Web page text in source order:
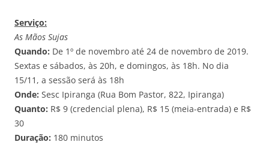
Serviço:
As Mãos Sujas
Quando: De 1º de novembro até 24 de novembro de 2019.
Sextas e sábados, às 20h, e domingos, às 18h. No dia
15/11, a sessão será às 18h
Onde: Sesc Ipiranga (Rua Bom Pastor, 822, Ipiranga)
Quanto: R$ 9 (credencial plena), R$ 15 (meia-entrada) e R$
30
Duração: 180 minutos